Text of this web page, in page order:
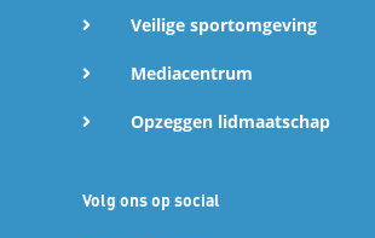
Veilige sportomgeving
Mediacentrum
Opzeggen lidmaatschap
Volg ons op social